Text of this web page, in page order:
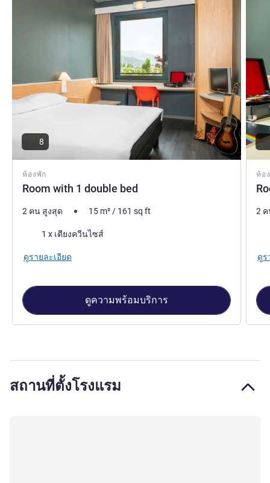
Francesca Aouad ฝ่ายบริหารโรงแรม
ห้องพัก
Room with 1 double bed
8
2 คน สูงสุด 15 m²/ 161 sq ft
เครื่องนอน
1 x เตียงควีนไซส์
ดูรายละเอียด
ดูความพร้อมบริการ
ห้อ
2
ดูร
สถานที่ตั้งโรงแรม